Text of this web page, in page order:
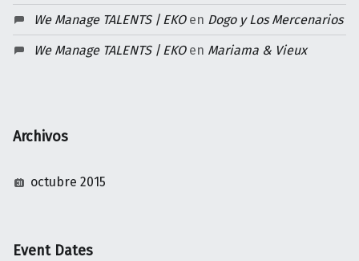
We Manage TALENTS | EKOen Dogo y Los Mercenarios
We Manage TALENTS | EKOen Mariama & Vieux
Archivos
octubre 2015
Event Dates